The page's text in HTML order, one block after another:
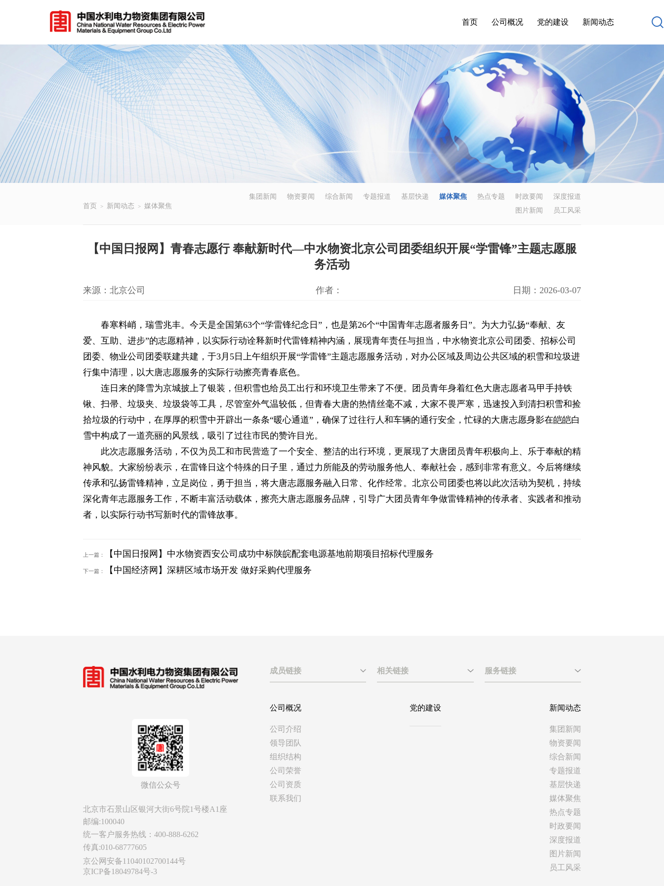
首页 公司概况 党的建设 新闻动态
首页 > 新闻动态 > 媒体聚焦
集团新闻 物资要闻 综合新闻 专题报道 基层快递 媒体聚焦 热点专题 时政要闻
深度报道
图片新闻
员工风采
【中国日报网】青春志愿行 奉献新时代—中水物资北京公司团委组织开展“学雷锋”主题志愿服
务活动
来源：北京公司 作者： 日期：2026-03-07
春寒料峭，瑞雪兆丰。今天是全国第63个“学雷锋纪念日”，也是第26个“中国青年志愿者服务日”。为大力弘扬“奉献、友
爱、互助、进步”的志愿精神，以实际行动诠释新时代雷锋精神内涵，展现青年责任与担当，中水物资北京公司团委、招标公司
团委、物业公司团委联建共建，于3月5日上午组织开展“学雷锋”主题志愿服务活动，对办公区域及周边公共区域的积雪和垃圾进
行集中清理，以大唐志愿服务的实际行动擦亮青春底色。
连日来的降雪为京城披上了银装，但积雪也给员工出行和环境卫生带来了不便。团员青年身着红色大唐志愿者马甲手持铁
锹、扫帚、垃圾夹、垃圾袋等工具，尽管室外气温较低，但青春大唐的热情丝毫不减，大家不畏严寒，迅速投入到清扫积雪和捡
拾垃圾的行动中，在厚厚的积雪中开辟出一条条“暖心通道”，确保了过往行人和车辆的通行安全，忙碌的大唐志愿身影在皑皑白
雪中构成了一道亮丽的风景线，吸引了过往市民的赞许目光。
此次志愿服务活动，不仅为员工和市民营造了一个安全、整洁的出行环境，更展现了大唐团员青年积极向上、乐于奉献的精
神风貌。大家纷纷表示，在雷锋日这个特殊的日子里，通过力所能及的劳动服务他人、奉献社会，感到非常有意义。今后将继续
传承和弘扬雷锋精神，立足岗位，勇于担当，将大唐志愿服务融入日常、化作经常。北京公司团委也将以此次活动为契机，持续
深化青年志愿服务工作，不断丰富活动载体，擦亮大唐志愿服务品牌，引导广大团员青年争做雷锋精神的传承者、实践者和推动
者，以实际行动书写新时代的雷锋故事。
上一篇： 【中国日报网】中水物资西安公司成功中标陕皖配套电源基地前期项目招标代理服务
下一篇： 【中国经济网】深耕区域市场开发 做好采购代理服务
微信公众号
北京市石景山区银河大街6号院1号楼A1座
邮编:100040
统一客户服务热线：400-888-6262
传真:010-68777605
京公网安备11040102700144号
京ICP备18049784号-3
成员链接 相关链接 服务链接
公司概况
公司介绍
领导团队
组织结构
公司荣誉
公司资质
联系我们
党的建设 新闻动态
集团新闻
物资要闻
综合新闻
专题报道
基层快递
媒体聚焦
热点专题
时政要闻
深度报道
图片新闻
员工风采